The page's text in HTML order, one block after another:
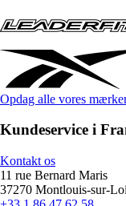
Opdag alle vores
Kundeservice i
Kontakt os
11 rue Bernard Maris
37270 Montlouis-sur-